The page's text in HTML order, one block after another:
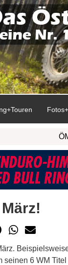
seinen 6 WM